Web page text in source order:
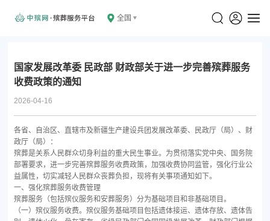
全国
国家发展改革委 民政部 财政部关于进一步完善殡葬服务
收费政策的通知
2026-04-16
各省、自治区、直辖市及新疆生产建设兵团发展改革委、民政厅（局）、财
政厅（局）：
殡葬是关系人民群众切身利益的重大民生事业。为贯彻落实党中央、国务院
部署要求，进一步完善殡葬服务收费政策，加强收费协同监管，强化行业公
益属性，切实减轻人民群众丧葬负担，现将有关事项通知如下。
一、强化殡葬服务收费管理
殡葬服务（包括殡仪服务和安葬服务）分为基础项目和非基础项目。
（一）殡仪服务收费。殡仪服务基础项目包括遗体接运、遗体存放、遗体告